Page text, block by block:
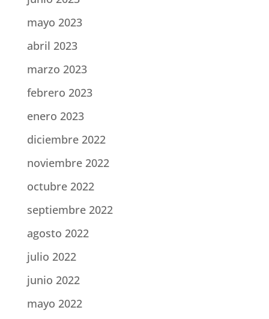
mayo 2023
abril 2023
marzo 2023
febrero 2023
enero 2023
diciembre 2022
noviembre 2022
octubre 2022
septiembre 2022
agosto 2022
julio 2022
junio 2022
mayo 2022